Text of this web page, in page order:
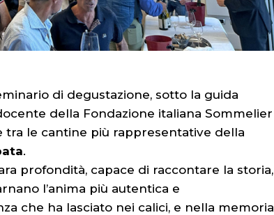
di degustazione, sotto la guida
della Fondazione italiana Sommelier
tra le cantine più rappresentative della
.
profondità, capace di raccontare la storia,
l’anima più autentica e
che ha lasciato nei calici, e nella memoria